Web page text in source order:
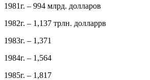
1981г. – 994 млрд. долларов
1982г. – 1,137 трлн. долларрв
1983г. – 1,371
1984г. – 1,564
1985г. – 1,817